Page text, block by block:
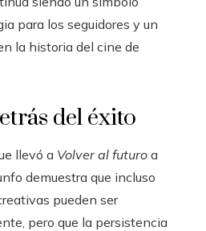
para los seguidores y un
la historia del cine de
del éxito
llevó a Volver al futuro a
demuestra que incluso
pueden ser
pero que la persistencia